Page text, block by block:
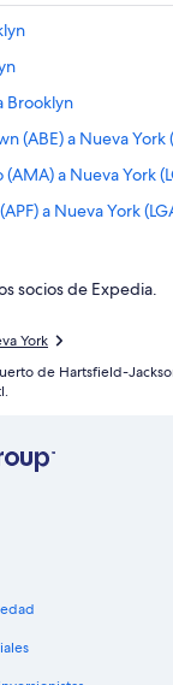
Brooklyn
(ABE) a Nueva York
a Nueva York
a Nueva York
(BHM) a Nueva
(LGA)
(BQN) a Nueva York
a Nueva York
(BWI) a Nueva York
socios de Expedia.
York
de Hartsfield-